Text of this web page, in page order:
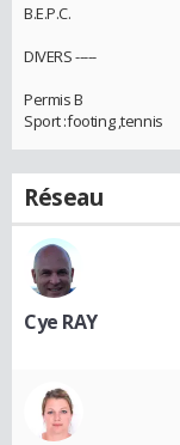
B.E.P.C.
DIVERS -----
Permis B
Sport :footing ,tennis
Réseau
Cye RAY